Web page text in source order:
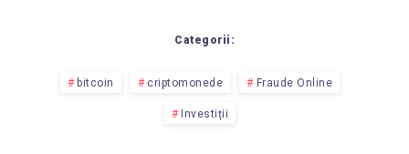
Categorii:
bitcoin criptomonede Fraude Online
Investiții